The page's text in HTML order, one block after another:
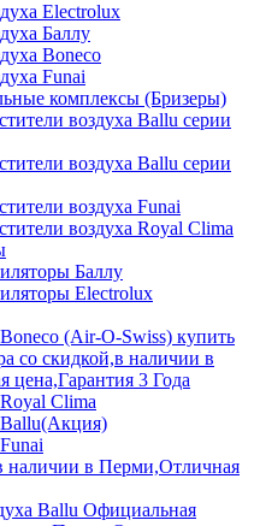
Electrolux
Баллу
Boneco
Funai
комплексы (Бризеры)
воздуха Ballu серии
воздуха Ballu серии
воздуха Funai
воздуха Royal Clima
Баллу
Electrolux
(Air-O-Swiss) купить
со скидкой,в наличии в
цена,Гарантия 3 Года
Clima
наличии в Перми,Отличная
Ballu Официальная